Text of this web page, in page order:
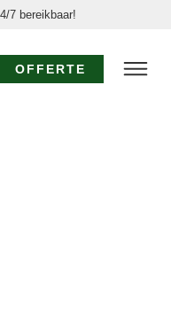
7 bereikbaar!
OFFERTE